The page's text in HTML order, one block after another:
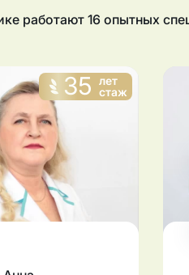
работают16 опытных
35 лет
стаж